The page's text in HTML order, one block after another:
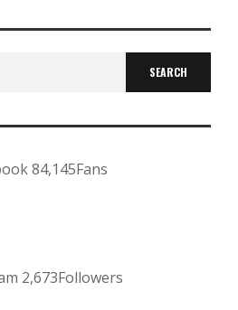
84,145Fans
2,673Followers